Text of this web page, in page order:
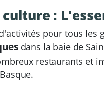
:
pour tous les
dans la baie de
restaurants et